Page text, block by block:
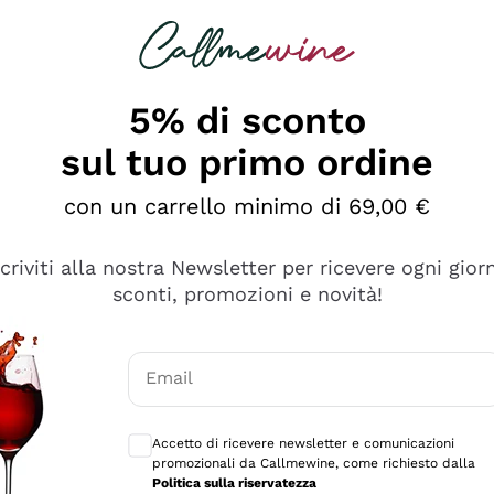
diversi e con un ampio range di prezzo. Le
5% di sconto
sul tuo primo ordine
con un carrello minimo di 69,00 €
alla nostra Newsletter per ricevere ogni
sconti, promozioni e novità!
Email
Accetto di ricevere newsletter e comunicazioni
promozionali da Callmewine, come richiesto dalla
Politica sulla riservatezza